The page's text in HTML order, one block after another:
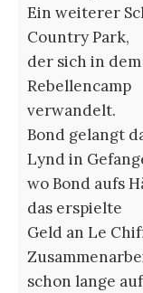
Ein weit­er­er
Coun­try Park,
der sich in
Rebel­len­camp
ver­wan­delt.
Bond gelangt
Lynd in
wo Bond aufs
das erspielte
Geld an Le
schon lange